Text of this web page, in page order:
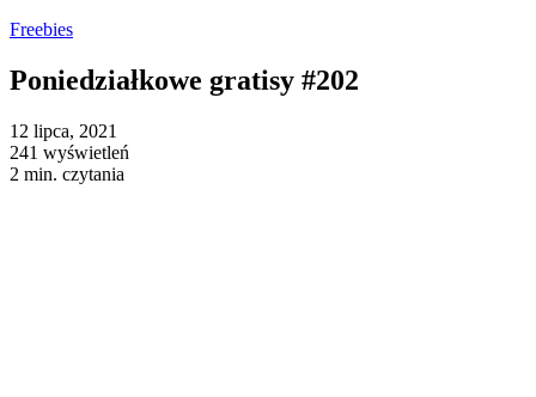
Freebies
Poniedziałkowe gratisy #202
12 lipca, 2021
241 wyświetleń
2 min. czytania